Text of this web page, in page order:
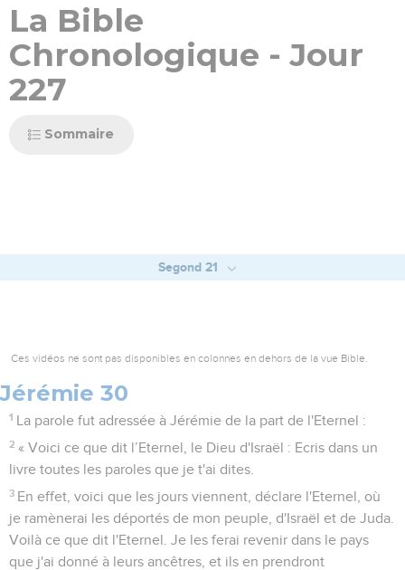
La Bible
Chronologique - Jour
227
Sommaire
Segond 21
Ces vidéos ne sont pas disponibles en colonnes en dehors de la vue Bible.
Jérémie 30
1 La parole fut adressée à Jérémie de la part de l'Eternel :
2 « Voici ce que dit l’Eternel, le Dieu d'Israël : Ecris dans un
livre toutes les paroles que je t'ai dites.
3 En effet, voici que les jours viennent, déclare l'Eternel, où
je ramènerai les déportés de mon peuple, d'Israël et de Juda.
Voilà ce que dit l'Eternel. Je les ferai revenir dans le pays
que j'ai donné à leurs ancêtres, et ils en prendront